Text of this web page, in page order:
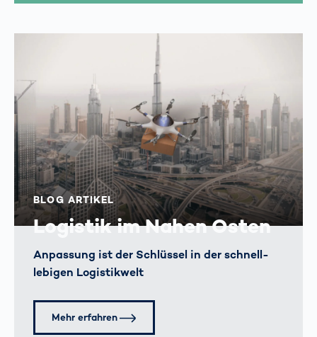
BLOG ARTIKEL
Logistik im Nahen Osten
Anpassung ist der Schlüssel in der schnell­
lebigen Logistik­welt
Mehr erfahren